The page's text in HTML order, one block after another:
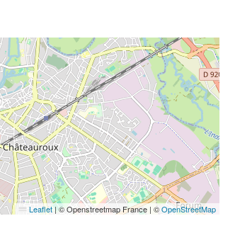
Leaflet|© Openstreetmap France | ©OpenStreetMap